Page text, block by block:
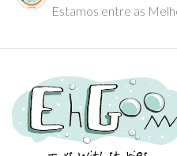
Estamos entre as